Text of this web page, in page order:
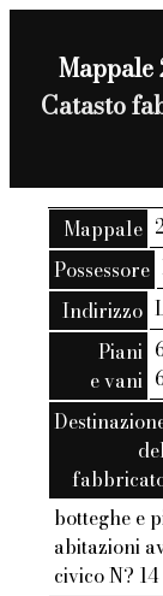
Catasto
Mappale
Possessore
Indirizzo
Piani
e vani
botteghe e
abitazioni
civico N?